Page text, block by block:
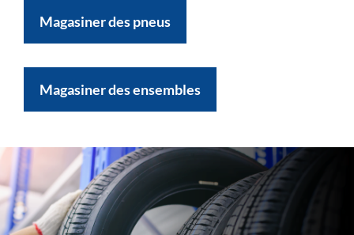
Magasiner des pneus
Magasiner des ensembles